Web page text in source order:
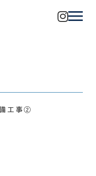
工事②